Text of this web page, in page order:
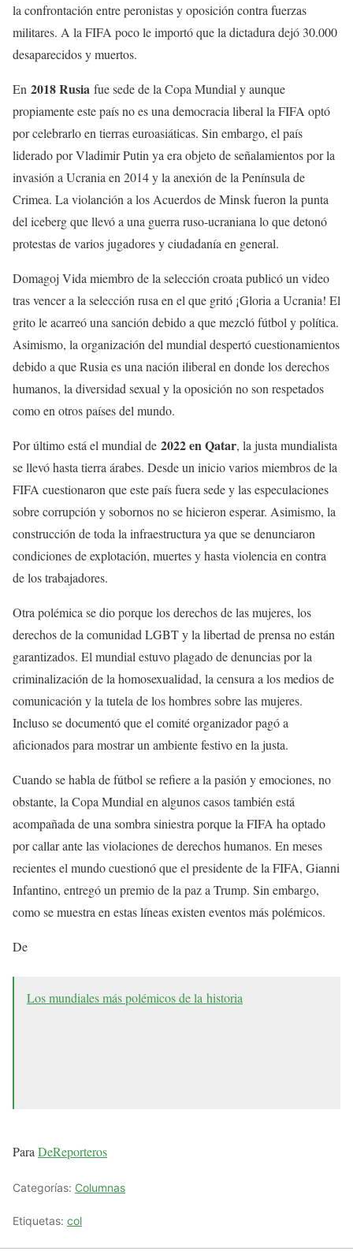
la confrontación entre peronistas y oposición contra fuerzas
militares. A la FIFA poco le importó que la dictadura dejó 30.000
desaparecidos y muertos.
En 2018 Rusia fue sede de la Copa Mundial y aunque
propiamente este país no es una democracia liberal la FIFA optó
por celebrarlo en tierras euroasiáticas. Sin embargo, el país
liderado por Vladimir Putin ya era objeto de señalamientos por la
invasión a Ucrania en 2014 y la anexión de la Península de
Crimea. La violanción a los Acuerdos de Minsk fueron la punta
del iceberg que llevó a una guerra ruso-ucraniana lo que detonó
protestas de varios jugadores y ciudadanía en general.
Domagoj Vida miembro de la selección croata publicó un video
tras vencer a la selección rusa en el que gritó ¡Gloria a Ucrania! El
grito le acarreó una sanción debido a que mezcló fútbol y política.
Asimismo, la organización del mundial despertó cuestionamientos
debido a que Rusia es una nación iliberal en donde los derechos
humanos, la diversidad sexual y la oposición no son respetados
como en otros países del mundo.
Por último está el mundial de 2022 en Qatar, la justa mundialista
se llevó hasta tierra árabes. Desde un inicio varios miembros de la
FIFA cuestionaron que este país fuera sede y las especulaciones
sobre corrupción y sobornos no se hicieron esperar. Asimismo, la
construcción de toda la infraestructura ya que se denunciaron
condiciones de explotación, muertes y hasta violencia en contra
de los trabajadores.
Otra polémica se dio porque los derechos de las mujeres, los
derechos de la comunidad LGBT y la libertad de prensa no están
garantizados. El mundial estuvo plagado de denuncias por la
criminalización de la homosexualidad, la censura a los medios de
comunicación y la tutela de los hombres sobre las mujeres.
Incluso se documentó que el comité organizador pagó a
aficionados para mostrar un ambiente festivo en la justa.
Cuando se habla de fútbol se refiere a la pasión y emociones, no
obstante, la Copa Mundial en algunos casos también está
acompañada de una sombra siniestra porque la FIFA ha optado
por callar ante las violaciones de derechos humanos. En meses
recientes el mundo cuestionó que el presidente de la FIFA, Gianni
Infantino, entregó un premio de la paz a Trump. Sin embargo,
como se muestra en estas líneas existen eventos más polémicos.
De
Los mundiales más polémicos de la historia
ParaDeReporteros
Categorías: Columnas
Etiquetas: col